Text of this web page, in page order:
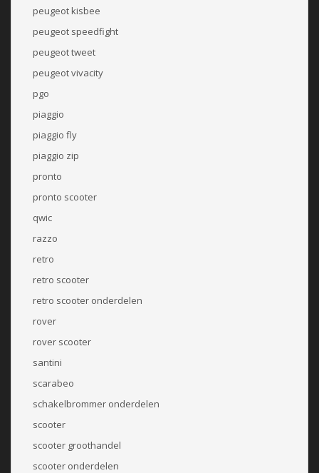
peugeot kisbee
peugeot speedfight
peugeot tweet
peugeot vivacity
pgo
piaggio
piaggio fly
piaggio zip
pronto
pronto scooter
qwic
razzo
retro
retro scooter
retro scooter onderdelen
rover
rover scooter
santini
scarabeo
schakelbrommer onderdelen
scooter
scooter groothandel
scooter onderdelen